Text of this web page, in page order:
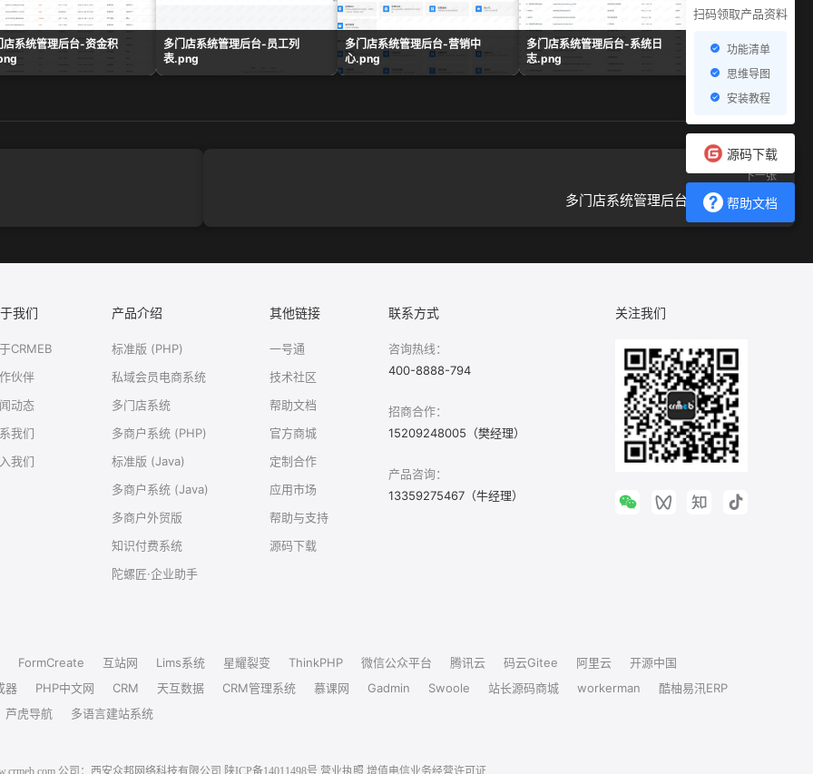
扫码领取产品资料
功能清单
思维导图
安装教程
源码下载
帮助文档
店系统管理后台-资金积
多门店系统管理后台-员工列
表.png
多门店系统管理后台-营销中
心.png
多门店系统管理后台-系统日
志.png
多门店系统管理后台
表.png
下一张
多门店系统管理后台-对账管理.png
我们
CRMEB
伙伴
动态
我们
我们
产品介绍
标准版 (PHP)
私域会员电商系统
多门店系统
多商户系统 (PHP)
标准版 (Java)
多商户系统 (Java)
多商户外贸版
知识付费系统
陀螺匠·企业助手
其他链接
一号通
技术社区
帮助文档
官方商城
定制合作
应用市场
帮助与支持
源码下载
联系方式
咨询热线：
400-8888-794
招商合作：
15209248005（樊经理）
产品咨询：
13359275467（牛经理）
关注我们
FormCreate 互站网 Lims系统 星耀裂变 ThinkPHP 微信公众平台 腾讯云 码云Gitee 阿里云
开源中国
器
PHP中文网 CRM 天互数据 CRM管理系统 慕课网 Gadmin Swoole 站长源码商城 workerman
酷柚易汛ERP
芦虎导航
多语言建站系统
公司：西安众邦网络科技有限公司 陕ICP备14011498号 营业执照 增值电信业务经营许可证